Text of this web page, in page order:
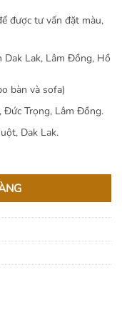
₫.
được tư vấn đặt màu,
Dak Lak, Lâm Đồng, Hồ
bàn và sofa)
Đức Trọng, Lâm Đồng.
Dak Lak.